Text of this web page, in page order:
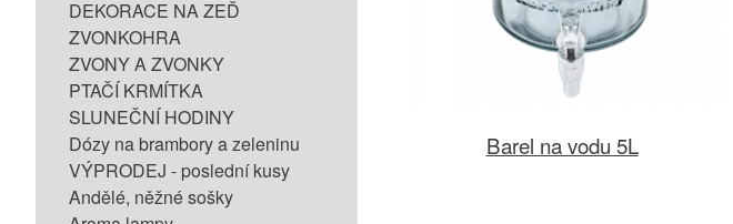
DEKORACE NA ZEĎ
ZVONKOHRA
ZVONY A ZVONKY
PTAČÍ KRMÍTKA
SLUNEČNÍ HODINY
Dózy na brambory a zeleninu
VÝPRODEJ - poslední kusy
Andělé, něžné sošky
Barel na vodu 5L